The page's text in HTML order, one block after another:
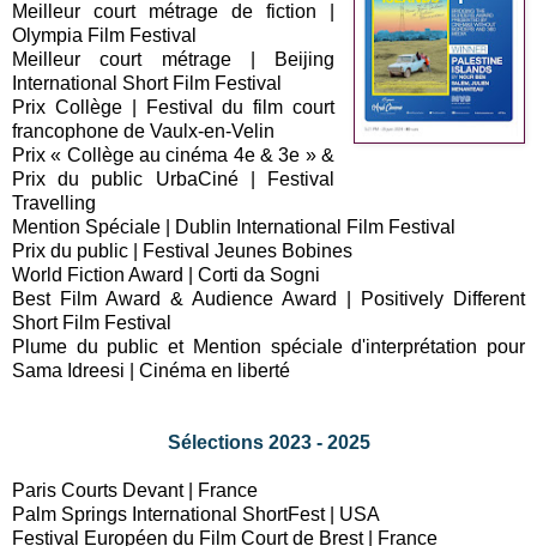
Meilleur court métrage de fiction |
Olympia Film Festival
Meilleur court métrage | Beijing
International Short Film Festival
Prix Collège | Festival du film court
francophone de Vaulx-en-Velin
Prix « Collège au cinéma 4e & 3e » &
Prix du public UrbaCiné | Festival
Travelling
Mention Spéciale | Dublin International Film Festival
Prix du public | Festival Jeunes Bobines
World Fiction Award | Corti da Sogni
Best Film Award & Audience Award | Positively Different
Short Film Festival
Plume du public et Mention spéciale d'interprétation pour
Sama Idreesi | Cinéma en liberté
Sélections 2023 - 2025
Paris Courts Devant | France
Palm Springs International ShortFest | USA
Festival Européen du Film Court de Brest | France